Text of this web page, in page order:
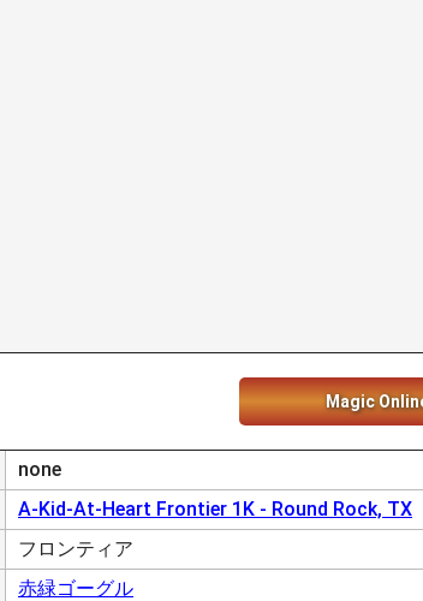
Magic
none
A-Kid-At-Heart Frontier 1K - Round Rock, TX
フロンティア
赤緑ゴーグル